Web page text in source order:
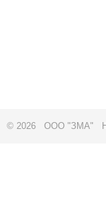
© 2026 ООО "ЗМА"